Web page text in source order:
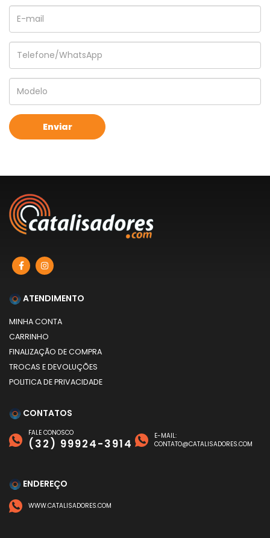
ATENDIMENTO
MINHA CONTA
CARRINHO
FINALIZAÇÃO DE COMPRA
TROCAS E DEVOLUÇÕES
POLITICA DE PRIVACIDADE
CONTATOS
FALE CONOSCO
(32) 99924-3914
E-MAIL:
CONTATO@CATALISADORES.COM
ENDEREÇO
WWW.CATALISADORES.COM